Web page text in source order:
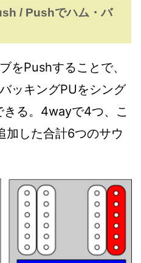
/ Pushでハム・バ
をPushすることで、
ッキングPUをシング
る。4wayで4つ、こ
加した合計6つのサウ